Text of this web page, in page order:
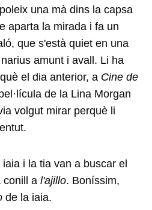
una mà dins la capsa
aparta la mirada i fa un
que s'està quiet en una
amunt i avall. Li ha
el dia anterior, a Cine de
de la Lina Morgan
volgut mirar perquè li
i la tia van a buscar el
conill a l'ajillo. Boníssim,
de la iaia.